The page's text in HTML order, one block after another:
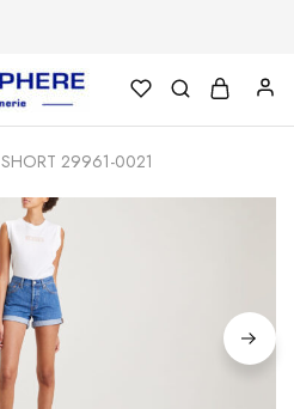
SHORT 29961-0021